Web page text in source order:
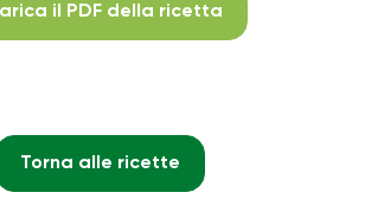
il PDF della ricetta
Torna alle ricette